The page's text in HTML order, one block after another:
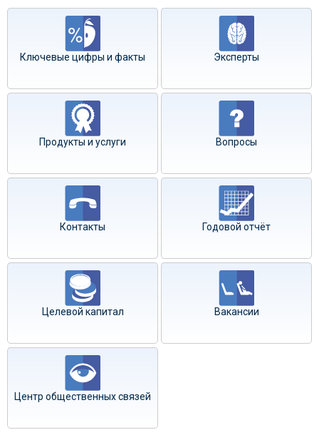
Ключевые цифры и факты Эксперты
Продукты и услуги Вопросы
Контакты Годовой отчёт
Целевой капитал Вакансии
Центр общественных связей